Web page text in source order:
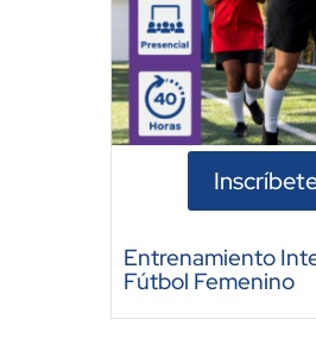
Entrenamiento
Fútbol Femenino